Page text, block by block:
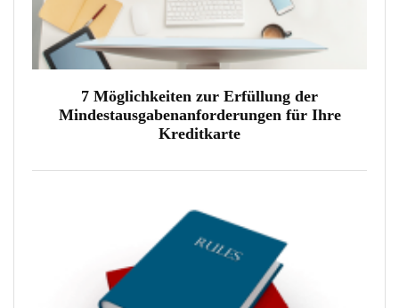
7 Möglichkeiten zur Erfüllung der
Mindestausgabenanforderungen für Ihre
Kreditkarte